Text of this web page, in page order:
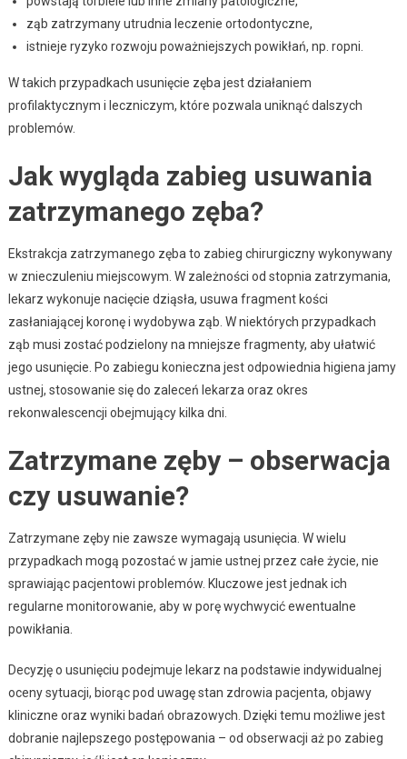
ząb zatrzymany utrudnia leczenie ortodontyczne,
istnieje ryzyko rozwoju poważniejszych powikłań, np. ropni.
W takich przypadkach usunięcie zęba jest działaniem
profilaktycznym i leczniczym, które pozwala uniknąć dalszych
problemów.
Jak wygląda zabieg usuwania
zatrzymanego zęba?
Ekstrakcja zatrzymanego zęba to zabieg chirurgiczny wykonywany
w znieczuleniu miejscowym. W zależności od stopnia zatrzymania,
lekarz wykonuje nacięcie dziąsła, usuwa fragment kości
zasłaniającej koronę i wydobywa ząb. W niektórych przypadkach
ząb musi zostać podzielony na mniejsze fragmenty, aby ułatwić
jego usunięcie. Po zabiegu konieczna jest odpowiednia higiena jamy
ustnej, stosowanie się do zaleceń lekarza oraz okres
rekonwalescencji obejmujący kilka dni.
Zatrzymane zęby – obserwacja
czy usuwanie?
Zatrzymane zęby nie zawsze wymagają usunięcia. W wielu
przypadkach mogą pozostać w jamie ustnej przez całe życie, nie
sprawiając pacjentowi problemów. Kluczowe jest jednak ich
regularne monitorowanie, aby w porę wychwycić ewentualne
powikłania.
Decyzję o usunięciu podejmuje lekarz na podstawie indywidualnej
oceny sytuacji, biorąc pod uwagę stan zdrowia pacjenta, objawy
kliniczne oraz wyniki badań obrazowych. Dzięki temu możliwe jest
dobranie najlepszego postępowania – od obserwacji aż po zabieg